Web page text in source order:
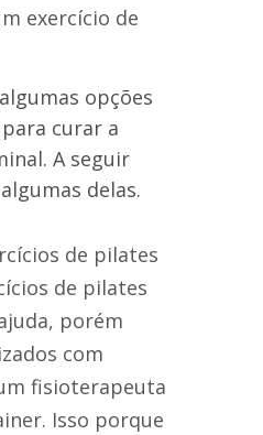
exercício de
opções
curar a
A seguir
delas.
de pilates
de pilates
porém
com
fisioterapeuta
Isso porque